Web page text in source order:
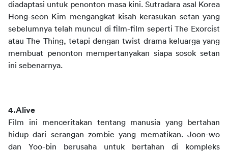
diadaptasi untuk penonton masa kini. Sutradara asal Korea
Hong-seon Kim mengangkat kisah kerasukan setan yang
sebelumnya telah muncul di film-film seperti The Exorcist
atau The Thing, tetapi dengan twist drama keluarga yang
membuat penonton mempertanyakan siapa sosok setan
ini sebenarnya.
4.Alive
Film ini menceritakan tentang manusia yang bertahan
hidup dari serangan zombie yang mematikan. Joon-wo
dan Yoo-bin berusaha untuk bertahan di kompleks